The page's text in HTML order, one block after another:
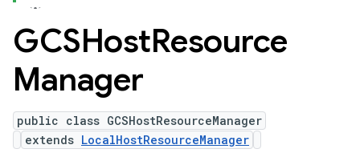
GCSHostResource
Manager
public class GCSHostResourceManager
extends LocalHostResourceManager